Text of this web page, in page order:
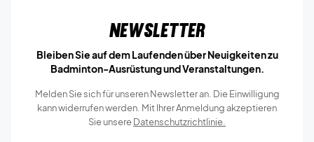
Newsletter
Bleiben Sie auf dem Laufenden über Neuigkeiten zu
Badminton-Ausrüstung und Veranstaltungen.
Melden Sie sich für unseren Newsletter an. Die Einwilligung
kann widerrufen werden. Mit Ihrer Anmeldung akzeptieren
Sie unsereDatenschutzrichtlinie.